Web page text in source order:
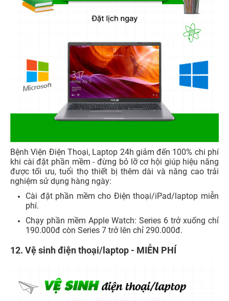
Bệnh Viện Điện Thoại, Laptop 24h giảm đến 100% chi phí
khi cài đặt phần mềm - đừng bỏ lỡ cơ hội giúp hiệu năng
được tối ưu, tuổi thọ thiết bị thêm dài và nâng cao trải
nghiệm sử dụng hàng ngày:
Cài đặt phần mềm cho Điện thoại/iPad/laptop miễn
phí.
Chạy phần mềm Apple Watch: Series 6 trở xuống chỉ
190.000đ còn Series 7 trở lên chỉ 290.000đ.
12. Vệ sinh điện thoại/laptop - MIỄN PHÍ